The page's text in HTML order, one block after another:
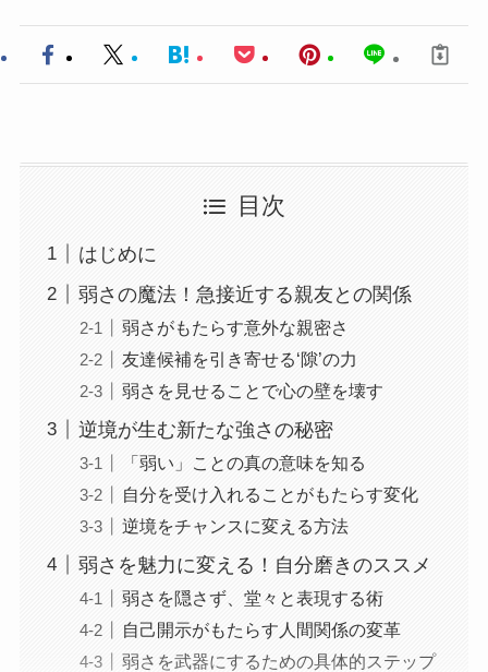
目次
はじめに
弱さの魔法！急接近する親友との関係
弱さがもたらす意外な親密さ
友達候補を引き寄せる‘隙’の力
弱さを見せることで心の壁を壊す
逆境が生む新たな強さの秘密
「弱い」ことの真の意味を知る
自分を受け入れることがもたらす変化
逆境をチャンスに変える方法
弱さを魅力に変える！自分磨きのススメ
弱さを隠さず、堂々と表現する術
自己開示がもたらす人間関係の変革
弱さを武器にするための具体的ステップ